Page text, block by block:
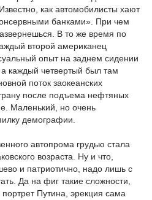
как автомобилисты хают
банками». При чем
В то же время по
второй американец
опыт на заднем сидении
а каждый четвертый был там
поток заокеанских
после подъема нефтяных
Маленький, но очень
демографии.
автопрома грудью стала
возраста. Ну и что,
и патриотично, надо лишь с
Да на фиг такие сложности,
Путина, эрекция сама